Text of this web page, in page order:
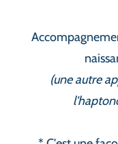
Coaching
(une autre